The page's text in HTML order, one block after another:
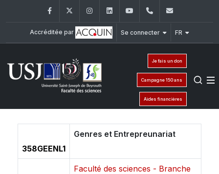
FacebookTwitter InstagramLinkedInYouTube+961 (1) 421 368
Accréditée par Se connecter FR
Je fais un don
Campagne 150 ans
Aides financières
358GEENL1
Genres et Entrepreunariat
Faculté des sciences - Branche